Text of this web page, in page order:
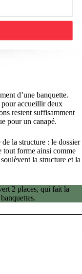
d’une banquette.
pour accueillir deux
restent suffisamment
pour un canapé.
la structure : le dossier
tout forme ainsi comme
la structure et la
2 places, qui fait la